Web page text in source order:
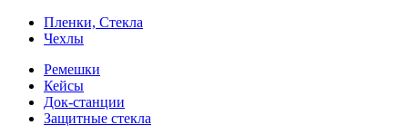
Пленки, Стекла
Чехлы
Ремешки
Кейсы
Док-станции
Защитные стекла